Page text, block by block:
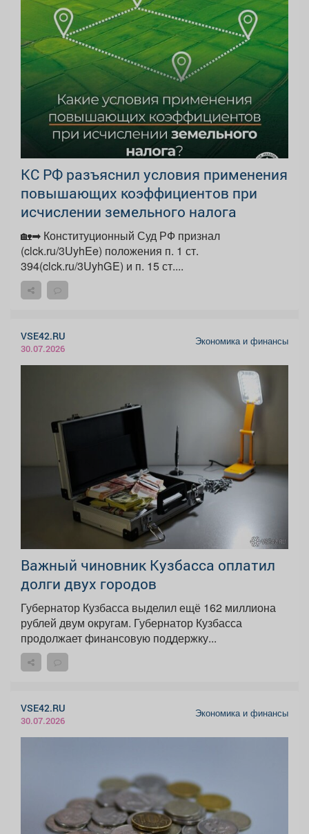
КС РФ разъяснил условия применения
повышающих коэффициентов при
исчислении земельного налога
🏡➡ Конституционный Суд РФ признал
(clck.ru/3UyhEe) положения п. 1 ст.
394(clck.ru/3UyhGE) и п. 15 ст....
VSE42.RU
30.07.2026
Экономика и финансы
Важный чиновник Кузбасса оплатил
долги двух городов
Губернатор Кузбасса выделил ещё 162 миллиона
рублей двум округам. Губернатор Кузбасса
продолжает финансовую поддержку...
VSE42.RU
30.07.2026
Экономика и финансы